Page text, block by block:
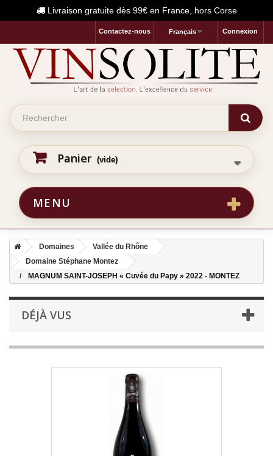
Livraison gratuite dès 99€ en France, hors Corse
Connexion
Français
Contactez-nous
Panier (vide)
MENU
Domaines
Vallée du Rhône
Domaine Stéphane Montez
MAGNUM SAINT-JOSEPH « Cuvée du Papy » 2022 - MONTEZ
DÉJÀ VUS